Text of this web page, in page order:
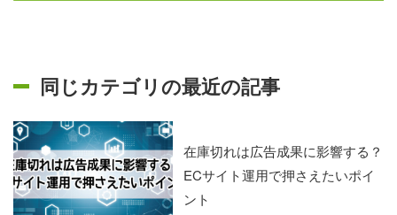
同じカテゴリの最近の記事
在庫切れは広告成果に影響する？
ECサイト運用で押さえたいポイ
ント